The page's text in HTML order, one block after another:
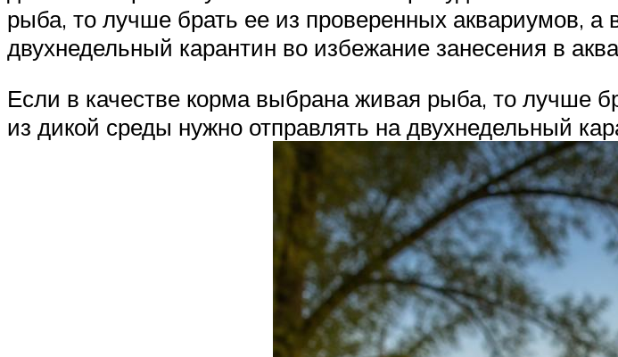
рыба, то лучше брать ее из проверенных аквариумов,
двухнедельный карантин во избежание занесения в
Если в качестве корма выбрана живая рыба, то лучше
из дикой среды нужно отправлять на двухнедельный